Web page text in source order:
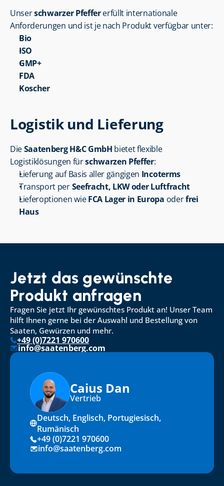
Unser schwarzer Pfeffer erfüllt internationale
Anforderungen und ist je nach Produkt verfügbar unter:
Bio
ISO
GMP+
FDA
Koscher
Logistik und Lieferung
Die Saatenberg H&C GmbH bietet flexible
Logistiklösungen für schwarzen Pfeffer:
Lieferung auf Basis aller gängigen Incoterms
Transport per Seefracht, LKW oder Luftfracht
Lieferoptionen wie FCA Lager in Europa oder frei
Haus
Jetzt das gewünschte
Produkt anfragen
Fragen Sie jetzt Ihr gewünschtes Produkt an! Unser Team
hilft Ihnen gerne bei der Auswahl und Bestellung von
Saaten, Gewürzen und mehr.
+49 (0)7221 970600
info@saatenberg.com
Caius Dan
Vertrieb
Deutsch, Englisch, Portugiesisch,
Rumänisch
+49 (0)7221 970600
info@saatenberg.com